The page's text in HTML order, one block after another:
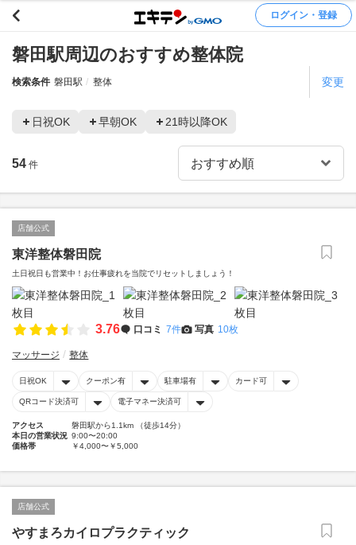
ログイン・登録
磐田駅周辺のおすすめ整体院
検索条件 磐田駅 整体 変更
日祝OK 早朝OK 21時以降OK
54 件
店舗公式
東洋整体磐田院
土日祝日も営業中！お仕事疲れを当院でリセットしましょう！
3.76 口コミ 7件 写真 10枚
マッサージ 整体
日祝OK クーポン有 駐車場有 カード可
QRコード決済可 電子マネー決済可
アクセス
磐田駅から1.1km （徒歩14分）
本日の営業状況 9:00〜20:00
価格帯
￥4,000〜￥5,000
店舗公式
やすまろカイロプラクティック